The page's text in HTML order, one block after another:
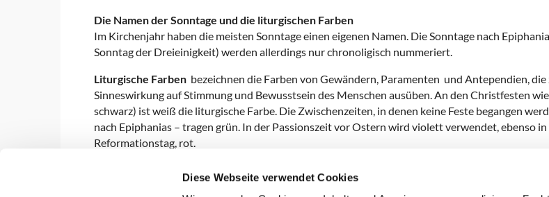
Diese Webseite verwendet Cookies
Die Namen der Sonntage und die liturgischen Farben
Im Kirchenjahr haben die meisten Sonntage einen eigenen Namen. Die Sonntage nach
Sonntag der Dreieinigkeit) werden allerdings nur chronoligisch nummeriert.
Liturgische Farben bezeichnen die Farben von Gewändern, Paramenten und Antependien,
Sinneswirkung auf Stimmung und Bewusstsein des Menschen ausüben. An den Christfesten
schwarz) ist weiß die liturgische Farbe. Die Zwischenzeiten, in denen keine Feste begangen
nach Epiphanias – tragen grün. In der Passionszeit vor Ostern wird violett verwendet, ebenso
Reformationstag, rot.